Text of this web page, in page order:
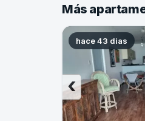
Más
hace 43 dias
‹